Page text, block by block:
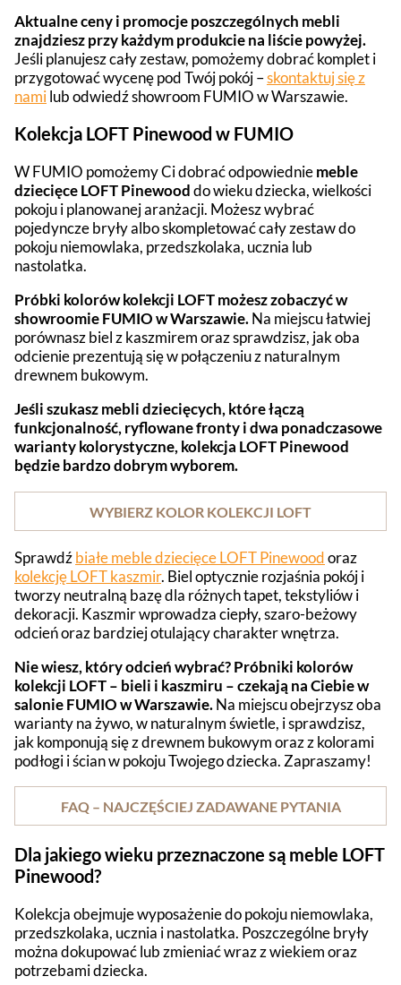
Aktualne ceny i promocje poszczególnych mebli
znajdziesz przy każdym produkcie na liście powyżej.
Jeśli planujesz cały zestaw, pomożemy dobrać komplet i
przygotować wycenę pod Twój pokój –skontaktuj się z
namilub odwiedź showroom FUMIO w Warszawie.
Kolekcja LOFT Pinewood w FUMIO
W FUMIO pomożemy Ci dobrać odpowiedniemeble
dziecięce LOFT Pinewooddo wieku dziecka, wielkości
pokoju i planowanej aranżacji. Możesz wybrać
pojedyncze bryły albo skompletować cały zestaw do
pokoju niemowlaka, przedszkolaka, ucznia lub
nastolatka.
Próbki kolorów kolekcji LOFT możesz zobaczyć w
showroomie FUMIO w Warszawie.Na miejscu łatwiej
porównasz biel z kaszmirem oraz sprawdzisz, jak oba
odcienie prezentują się w połączeniu z naturalnym
drewnem bukowym.
Jeśli szukasz mebli dziecięcych, które łączą
funkcjonalność, ryflowane fronty i dwa ponadczasowe
warianty kolorystyczne, kolekcja LOFT Pinewood
będzie bardzo dobrym wyborem.
WYBIERZ KOLOR KOLEKCJI LOFT
Sprawdźbiałe meble dziecięce LOFT Pinewoodoraz
kolekcję LOFT kaszmir. Biel optycznie rozjaśnia pokój i
tworzy neutralną bazę dla różnych tapet, tekstyliów i
dekoracji. Kaszmir wprowadza ciepły, szaro-beżowy
odcień oraz bardziej otulający charakter wnętrza.
Nie wiesz, który odcień wybrać? Próbniki kolorów
kolekcji LOFT – bieli i kaszmiru – czekają na Ciebie w
salonie FUMIO w Warszawie.Na miejscu obejrzysz oba
warianty na żywo, w naturalnym świetle, i sprawdzisz,
jak komponują się z drewnem bukowym oraz z kolorami
podłogi i ścian w pokoju Twojego dziecka. Zapraszamy!
FAQ – NAJCZĘŚCIEJ ZADAWANE PYTANIA
Dla jakiego wieku przeznaczone są meble LOFT
Pinewood?
Kolekcja obejmuje wyposażenie do pokoju niemowlaka,
przedszkolaka, ucznia i nastolatka. Poszczególne bryły
można dokupować lub zmieniać wraz z wiekiem oraz
potrzebami dziecka.